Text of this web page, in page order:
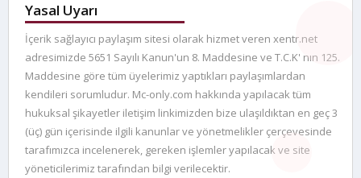
Yasal Uyarı
İçerik sağlayıcı paylaşım sitesi olarak hizmet veren xentr.net
adresimizde 5651 Sayılı Kanun'un 8. Maddesine ve T.C.K' nın 125.
Maddesine göre tüm üyelerimiz yaptıkları paylaşımlardan
kendileri sorumludur. Mc-only.com hakkında yapılacak tüm
hukuksal şikayetler iletişim linkimizden bize ulaşıldıktan en geç 3
(üç) gün içerisinde ilgili kanunlar ve yönetmelikler çerçevesinde
tarafımızca incelenerek, gereken işlemler yapılacak ve site
yöneticilerimiz tarafından bilgi verilecektir.